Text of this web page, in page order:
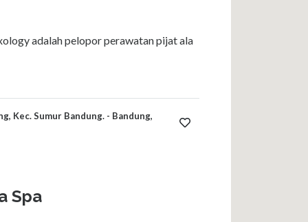
adalah pelopor perawatan pijat ala
Kec. Sumur Bandung. - Bandung,
Spa